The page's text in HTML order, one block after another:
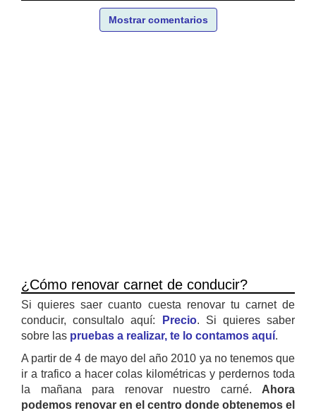
Mostrar comentarios
¿Cómo renovar carnet de conducir?
Si quieres saer cuanto cuesta renovar tu carnet de
conducir, consultalo aquí:
Precio. Si quieres saber
sobre las pruebas a realizar, te lo contamos aquí.
A partir de 4 de mayo del año 2010 ya no tenemos que
ir a trafico a hacer colas kilométricas y perdernos toda
la mañana para renovar nuestro carné. Ahora
podemos renovar en el centro donde obtenemos el